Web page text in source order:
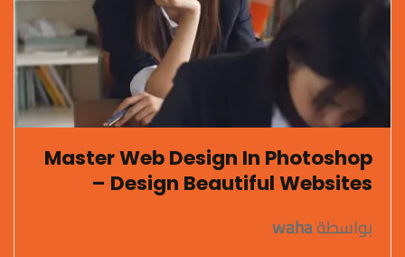
Master Web Design In Photoshop
– Design Beautiful Websites
بواسطةwaha